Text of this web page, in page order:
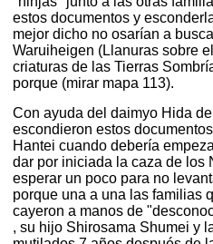
estos documentos y
mejor dicho no osarían a
Waruiheigen (Llanuras sobre
criaturas de las Tierras
porque (mirar mapa 113).
Con ayuda del daimyo Hida
escondieron estos
Hantei cuando debería
dar por iniciada la caza de los
esperar un poco para no
porque una a una las familias
cayeron a manos de
, su hijo Shirosama Shumei y